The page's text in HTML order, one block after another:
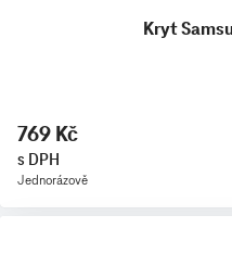
Kryt
769 Kč
s DPH
Jednorázově